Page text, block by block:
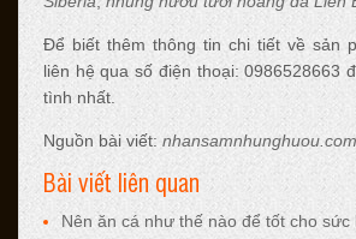
Để biết thêm thông tin chi tiết về sản
liên hệ qua số điện thoại: 0986528663
tình nhất.
Nguồn bài viết: nhansamnhunghuou.com
Bài viết liên quan
Nên ăn cá như thế nào để tốt cho sức